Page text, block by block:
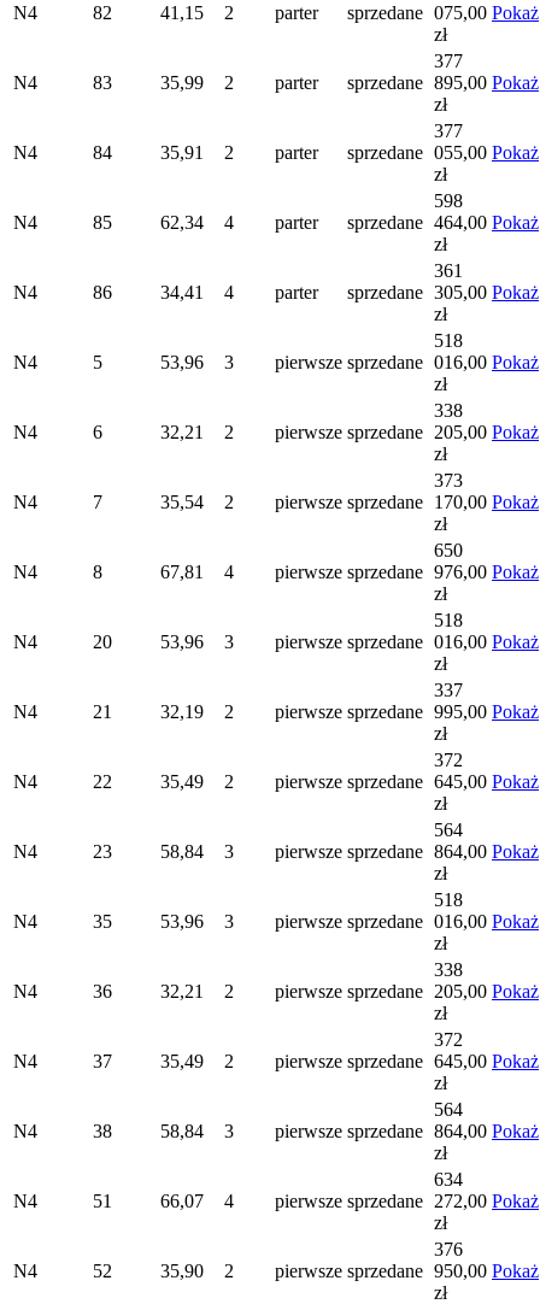
N4 82 41,15 2 parter sprzedane 075,00
zł
Pokaż
N4 83 35,99 2 parter sprzedane
377
895,00
zł
Pokaż
N4 84 35,91 2 parter sprzedane
377
055,00
zł
Pokaż
N4 85 62,34 4 parter sprzedane
598
464,00
zł
Pokaż
N4 86 34,41 4 parter sprzedane
361
305,00
zł
Pokaż
N4 5 53,96 3 pierwsze sprzedane
518
016,00
zł
Pokaż
N4 6 32,21 2 pierwsze sprzedane
338
205,00
zł
Pokaż
N4 7 35,54 2 pierwsze sprzedane
373
170,00
zł
Pokaż
N4 8 67,81 4 pierwsze sprzedane
650
976,00
zł
Pokaż
N4 20 53,96 3 pierwsze sprzedane
518
016,00
zł
Pokaż
N4 21 32,19 2 pierwsze sprzedane
337
995,00
zł
Pokaż
N4 22 35,49 2 pierwsze sprzedane
372
645,00
zł
Pokaż
N4 23 58,84 3 pierwsze sprzedane
564
864,00
zł
Pokaż
N4 35 53,96 3 pierwsze sprzedane
518
016,00
zł
Pokaż
N4 36 32,21 2 pierwsze sprzedane
338
205,00
zł
Pokaż
N4 37 35,49 2 pierwsze sprzedane
372
645,00
zł
Pokaż
N4 38 58,84 3 pierwsze sprzedane
564
864,00
zł
Pokaż
N4 51 66,07 4 pierwsze sprzedane
634
272,00
zł
Pokaż
N4 52 35,90 2 pierwsze sprzedane
376
950,00
zł
Pokaż